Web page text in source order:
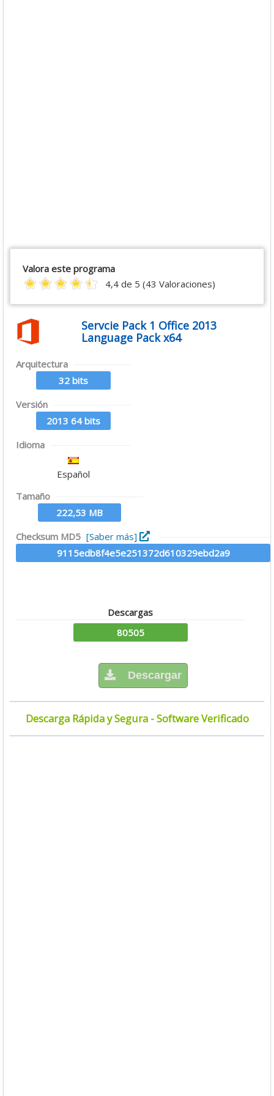
Valora este programa
4,4 de 5 (43 Valoraciones)
Servcie Pack 1 Office 2013
Language Pack x64
Arquitectura
32 bits
Versión
2013 64 bits
Idioma
Español
Tamaño
222,53 MB
Checksum MD5 [Saber más]
9115edb8f4e5e251372d610329ebd2a9
Descargas
80505
Descargar
Descarga Rápida y Segura - Software Verificado